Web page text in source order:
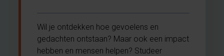
Wil je ontdekken hoe gevoelens en
gedachten ontstaan? Maar ook een impact
hebben en mensen helpen? Studeer